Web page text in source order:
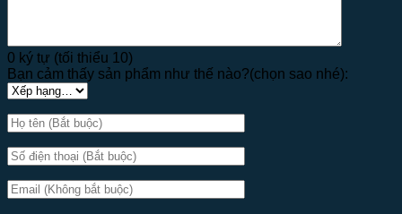
0 ký tự (tối thiểu 10)
Bạn cảm thấy sản phẩm như thế nào?(chọn sao nhé):